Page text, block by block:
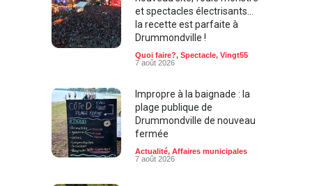
et spectacles électrisants…
la recette est parfaite à
Drummondville !
7 août 2026
Impropre à la baignade : la
plage publique de
Drummondville de nouveau
fermée
Actualité
7 août 2026